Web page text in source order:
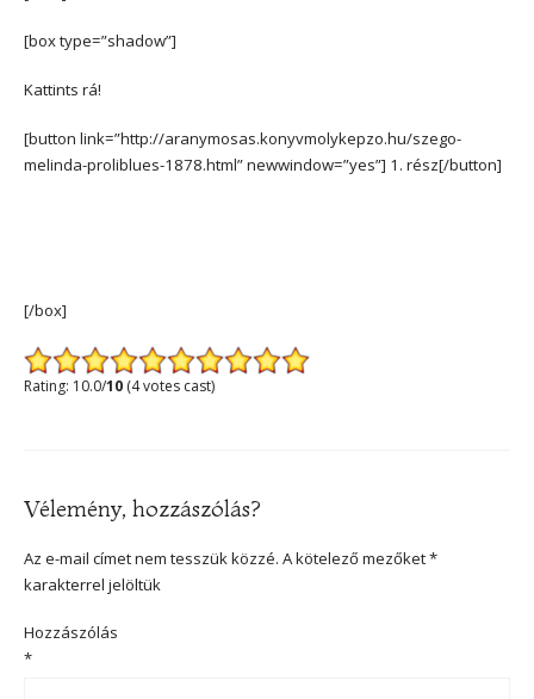
[box type=”shadow”]
Kattints rá!
[button link=”http://aranymosas.konyvmolykepzo.hu/szego-
melinda-proliblues-1878.html” newwindow=”yes”] 1. rész[/button]
[/box]
Rating: 10.0/10 (4 votes cast)
Vélemény, hozzászólás?
Az e-mail címet nem tesszük közzé. A kötelező mezőket*
karakterrel jelöltük
Hozzászólás
*